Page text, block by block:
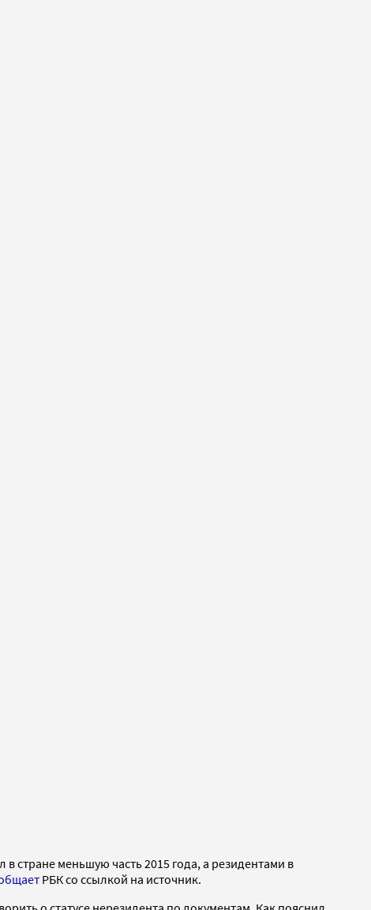
стране меньшую часть 2015 года, а резидентами в
РБК со ссылкой на источник.